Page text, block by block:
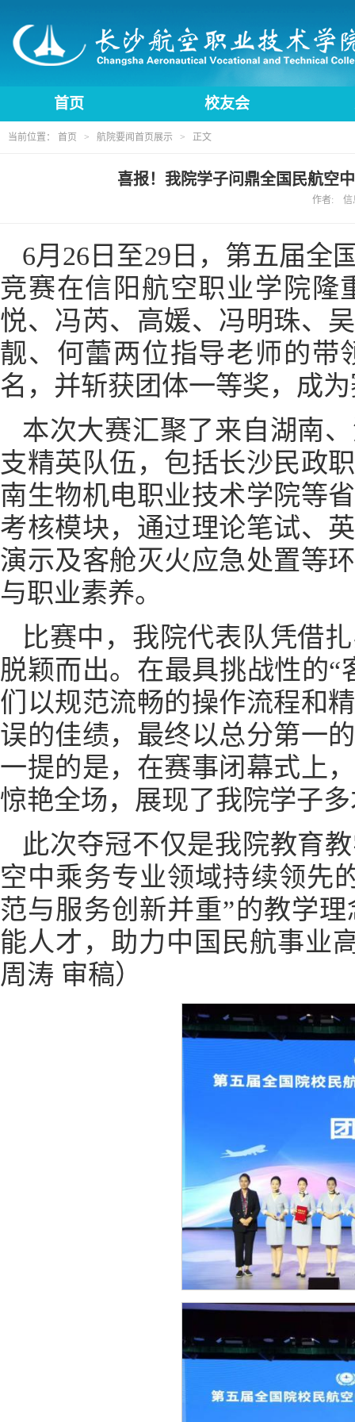
首页 校友会
当前位置： 首页 > 航院要闻首页展示 > 正文
喜报！我院学子问鼎全国民航空
作者: 信
6月26日至29日，第五届全
竞赛在信阳航空职业学院隆
悦、冯芮、高媛、冯明珠、
靓、何蕾两位指导老师的带
名，并斩获团体一等奖，成
本次大赛汇聚了来自湖南
支精英队伍，包括长沙民政
南生物机电职业技术学院等
考核模块，通过理论笔试、
演示及客舱灭火应急处置等
与职业素养。
比赛中，我院代表队凭借
脱颖而出。在最具挑战性的
们以规范流畅的操作流程和
误的佳绩，最终以总分第一
一提的是，在赛事闭幕式上
惊艳全场，展现了我院学子
此次夺冠不仅是我院教育
空中乘务专业领域持续领先
范与服务创新并重”的教学
能人才，助力中国民航事业
周涛 审稿）